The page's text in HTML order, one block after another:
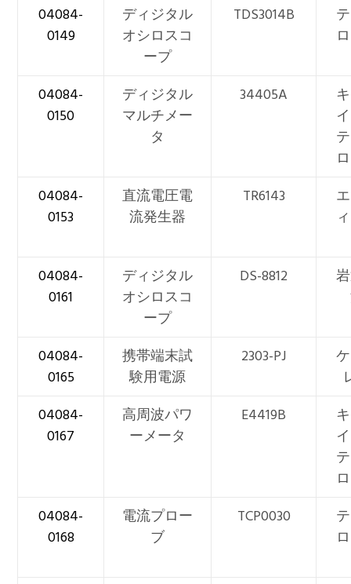
04084-
0149
ディジタル
オシロスコ
ープ
TDS3014B
04084-
0150
ディジタル
マルチメー
タ
34405A
04084-
0153
直流電圧電
流発生器
TR6143
04084-
0161
ディジタル
オシロスコ
ープ
DS-8812
04084-
0165
携帯端末試
験用電源
2303-PJ
04084-
0167
高周波パワ
ーメータ
E4419B
04084-
0168
電流プロー
ブ
TCP0030